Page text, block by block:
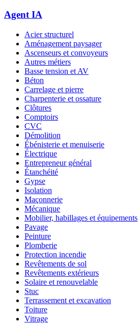
Agent IA
Acier structurel
Aménagement paysager
Ascenseurs et convoyeurs
Autres métiers
Basse tension et AV
Béton
Carrelage et pierre
Charpenterie et ossature
Clôtures
Comptoirs
CVC
Démolition
Ébénisterie et menuiserie
Électrique
Entrepreneur général
Étanchéité
Gypse
Isolation
Maçonnerie
Mécanique
Mobilier, habillages et équipements
Pavage
Peinture
Plomberie
Protection incendie
Revêtements de sol
Revêtements extérieurs
Solaire et renouvelable
Stuc
Terrassement et excavation
Toiture
Vitrage